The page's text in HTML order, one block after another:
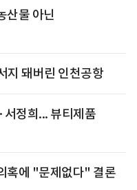
산물 아닌
지 돼버린 인천공항
정희... 뷰티제품
혹에 "문제없다" 결론